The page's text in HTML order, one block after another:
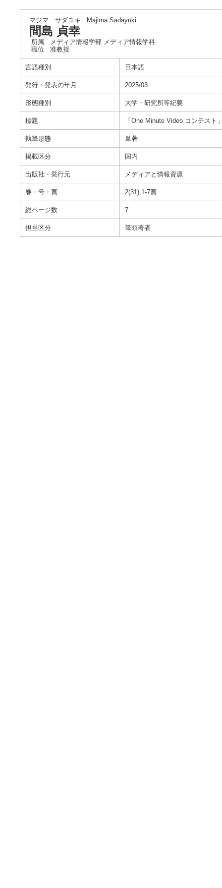
マジマ サダユキ Majima Sadayuki
間島 貞幸
所属
メディア情報学部 メディア情報学科
職位
准教授
言語種別 日本語
発行・発表の年月 2025/03
形態種別 大学・研究所等紀要
標題 「One Minute Video コンテス
執筆形態 単著
掲載区分 国内
出版社・発行元 メディアと情報資源
巻・号・頁 2(31),1-7頁
総ページ数 7
担当区分 筆頭著者